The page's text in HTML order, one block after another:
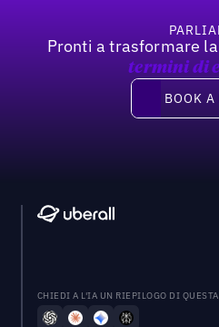
Pronti a trasformare
termini di
Book a demo
BOOK A
CHIEDI A L'IA UN RIEPILOGO DI